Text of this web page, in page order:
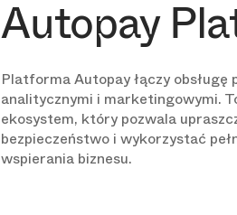
Autopay
Platforma Autopay łączy obsługę
analitycznymi i marketingowymi.
ekosystem, który pozwala
bezpieczeństwo i wykorzystać
wspierania biznesu.